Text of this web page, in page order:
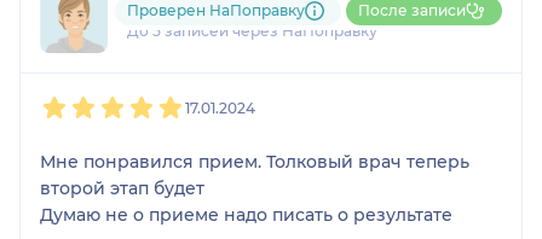
+7xxxxxxxxxx
До 5 записей через НаПоправку
Проверен НаПоправку После записи
17.01.2024
Мне понравился прием. Толковый врач теперь
второй этап будет
Думаю не о приеме надо писать о результате